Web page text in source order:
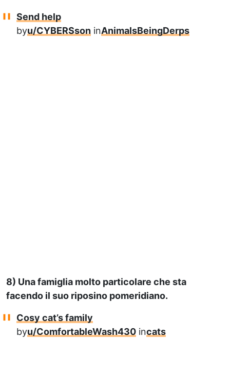
Send help
byu/CYBERSson inAnimalsBeingDerps
8) Una famiglia molto particolare che sta
facendo il suo riposino pomeridiano.
Cosy cat’s family
byu/ComfortableWash430 incats